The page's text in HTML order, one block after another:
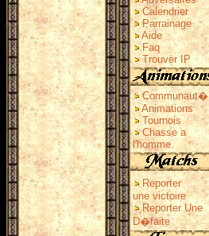
Calendrier
Parrainage
Aide
Faq
Trouver IP
Communaut�
Animations
Tournois
Chasse a
l'homme
Reporter
une victoire
Reporter Une
D�faite